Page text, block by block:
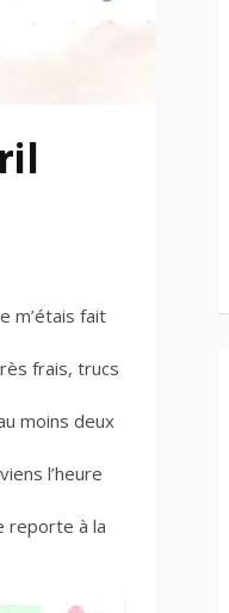
m’étais fait
frais, trucs
moins deux
l’heure
reporte à la